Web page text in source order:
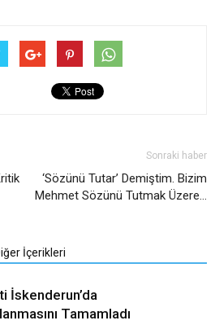
Sonraki haber
‘Sözünü Tutar’ Demiştim. Bizim
Mehmet Sözünü Tutmak Üzere…
İçerikleri
İskenderun’da
Tamamladı